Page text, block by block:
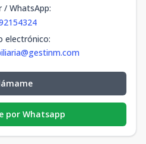
/ WhatsApp:
electrónico:
por Whatsapp